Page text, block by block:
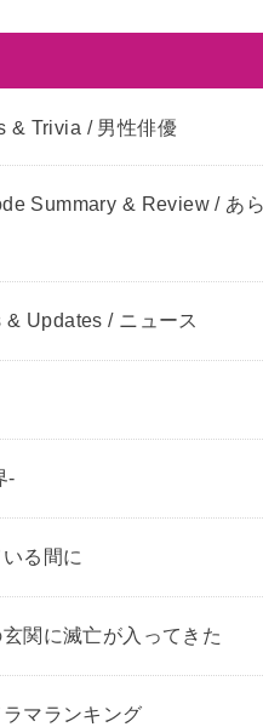
& Trivia / 男性俳優
Summary & Review / あら
Updates / ニュース
-
る間に
関に滅亡が入ってきた
マランキング